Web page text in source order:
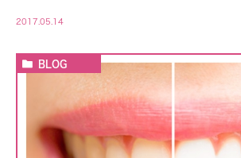
2017.05.14
BLOG